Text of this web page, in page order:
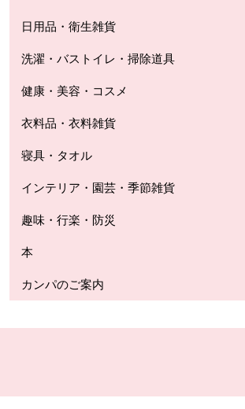
日用品・衛生雑貨
洗濯・バストイレ・掃除道具
健康・美容・コスメ
衣料品・衣料雑貨
寝具・タオル
インテリア・園芸・季節雑貨
趣味・行楽・防災
本
カンパのご案内